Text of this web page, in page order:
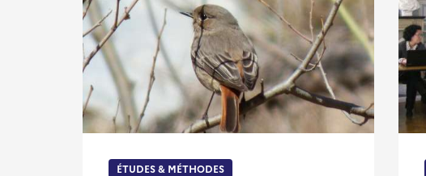
ÉTUDES & MÉTHODES